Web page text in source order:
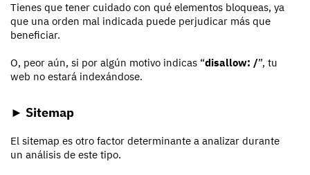
Tienes que tener cuidado con qué elementos bloqueas, ya
que una orden mal indicada puede perjudicar más que
beneficiar.
O, peor aún, si por algún motivo indicas “disallow: /”, tu
web no estará indexándose.
► Sitemap
El sitemap es otro factor determinante a analizar durante
un análisis de este tipo.